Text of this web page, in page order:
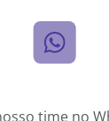
time no